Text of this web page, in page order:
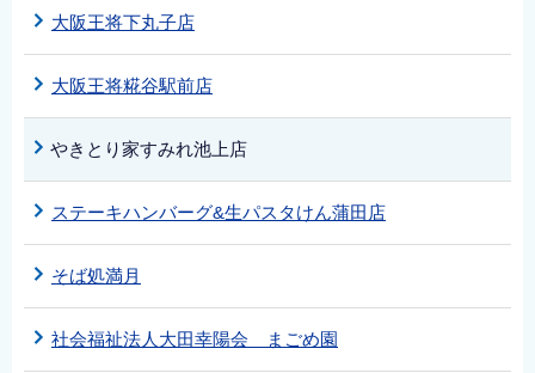
大阪王将下丸子店
大阪王将糀谷駅前店
やきとり家すみれ池上店
ステーキハンバーグ&生パスタけん蒲田店
そば処満月
社会福祉法人大田幸陽会 まごめ園